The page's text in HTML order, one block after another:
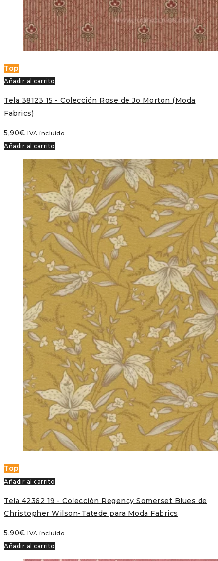
Top
Añadir al carrito
Tela 38123 15 - Colección Rose de Jo Morton (Moda
Fabrics)
5,90€ IVA incluido
Añadir al carrito
Top
Añadir al carrito
Tela 42362 19 - Colección Regency Somerset Blues de
Christopher Wilson-Tatede para Moda Fabrics
5,90€ IVA incluido
Añadir al carrito